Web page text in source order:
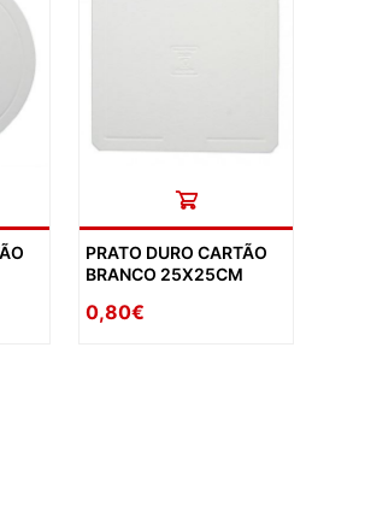
PRATO DURO CARTÃO
BRANCO 25X25CM
0,80€